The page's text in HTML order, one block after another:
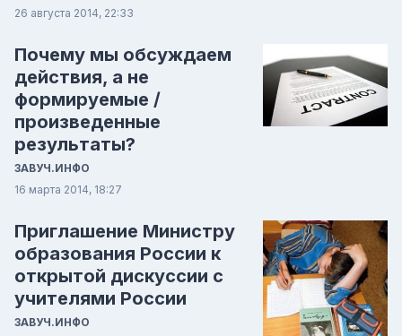
26 августа 2014, 22:33
Почему мы обсуждаем
действия, а не
формируемые /
произведенные
результаты?
ЗАВУЧ.ИНФО
16 марта 2014, 18:27
Приглашение Министру
образования России к
открытой дискуссии с
учителями России
ЗАВУЧ.ИНФО